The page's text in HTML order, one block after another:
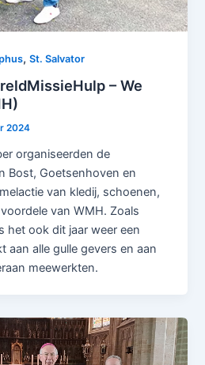
,St. Salvator
– We
2024
organiseerden de
Bost, Goetsenhoven en
van kledij, schoenen,
van WMH. Zoals
het ook dit jaar weer een
aan alle gulle gevers en aan
meewerkten.